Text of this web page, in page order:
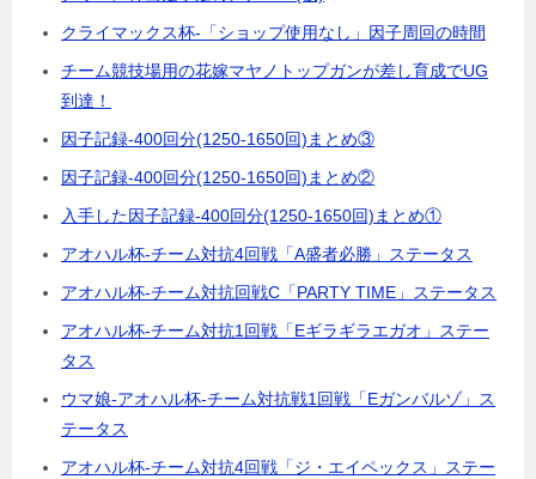
クライマックス杯-「ショップ使用なし」因子周回の時間
チーム競技場用の花嫁マヤノトップガンが差し育成でUG
到達！
因子記録-400回分(1250-1650回)まとめ③
因子記録-400回分(1250-1650回)まとめ②
入手した因子記録-400回分(1250-1650回)まとめ①
アオハル杯-チーム対抗4回戦「A盛者必勝」ステータス
アオハル杯-チーム対抗回戦C「PARTY TIME」ステータス
アオハル杯-チーム対抗1回戦「Eギラギラエガオ」ステー
タス
ウマ娘-アオハル杯-チーム対抗戦1回戦「Eガンバルゾ」ス
テータス
アオハル杯-チーム対抗4回戦「ジ・エイペックス」ステー